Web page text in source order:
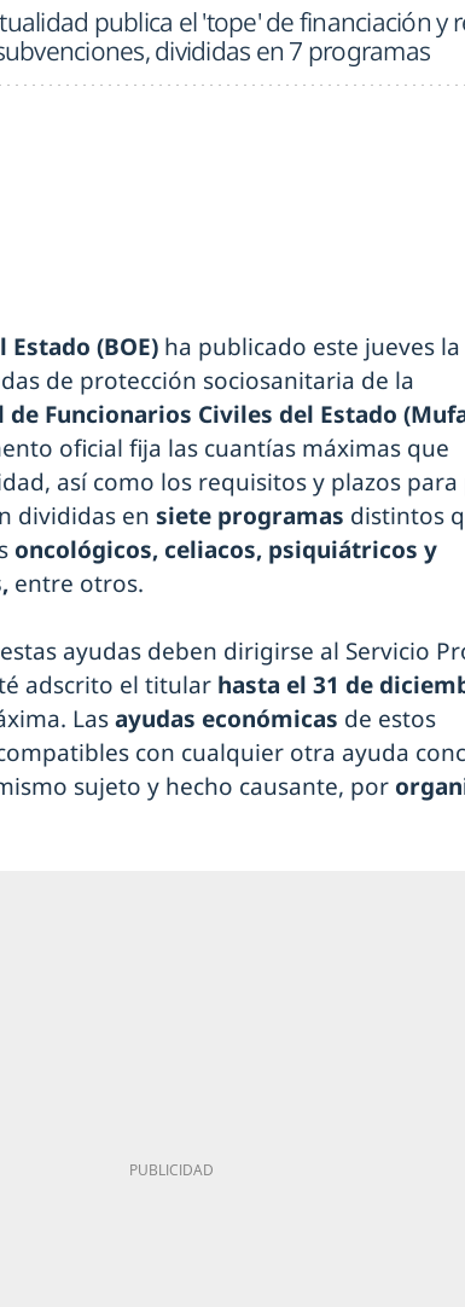
publica el 'tope' de financiación y
divididas en 7 programas
(BOE) ha publicado este jueves la
de protección sociosanitaria de la
Funcionarios Civiles del Estado
oficial fija las cuantías máximas que
así como los requisitos y plazos
divididas en siete programas distintos
oncológicos, celiacos, psiquiátricos y
entre otros.
ayudas deben dirigirse al Servicio
adscrito el titular hasta el 31 de
Lasayudas económicas de estos
con cualquier otra ayuda
sujeto y hecho causante, por